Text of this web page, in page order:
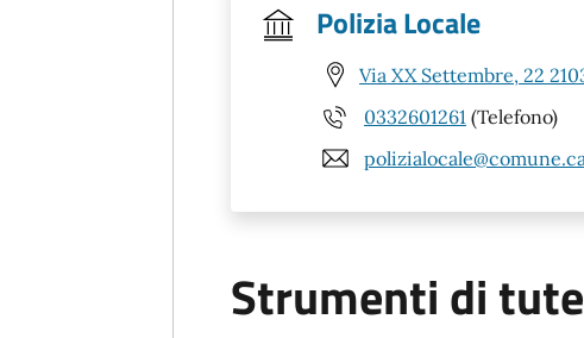
Polizia Locale
Via XX Settembre, 22
0332601261 (Telefono)
Strumenti di